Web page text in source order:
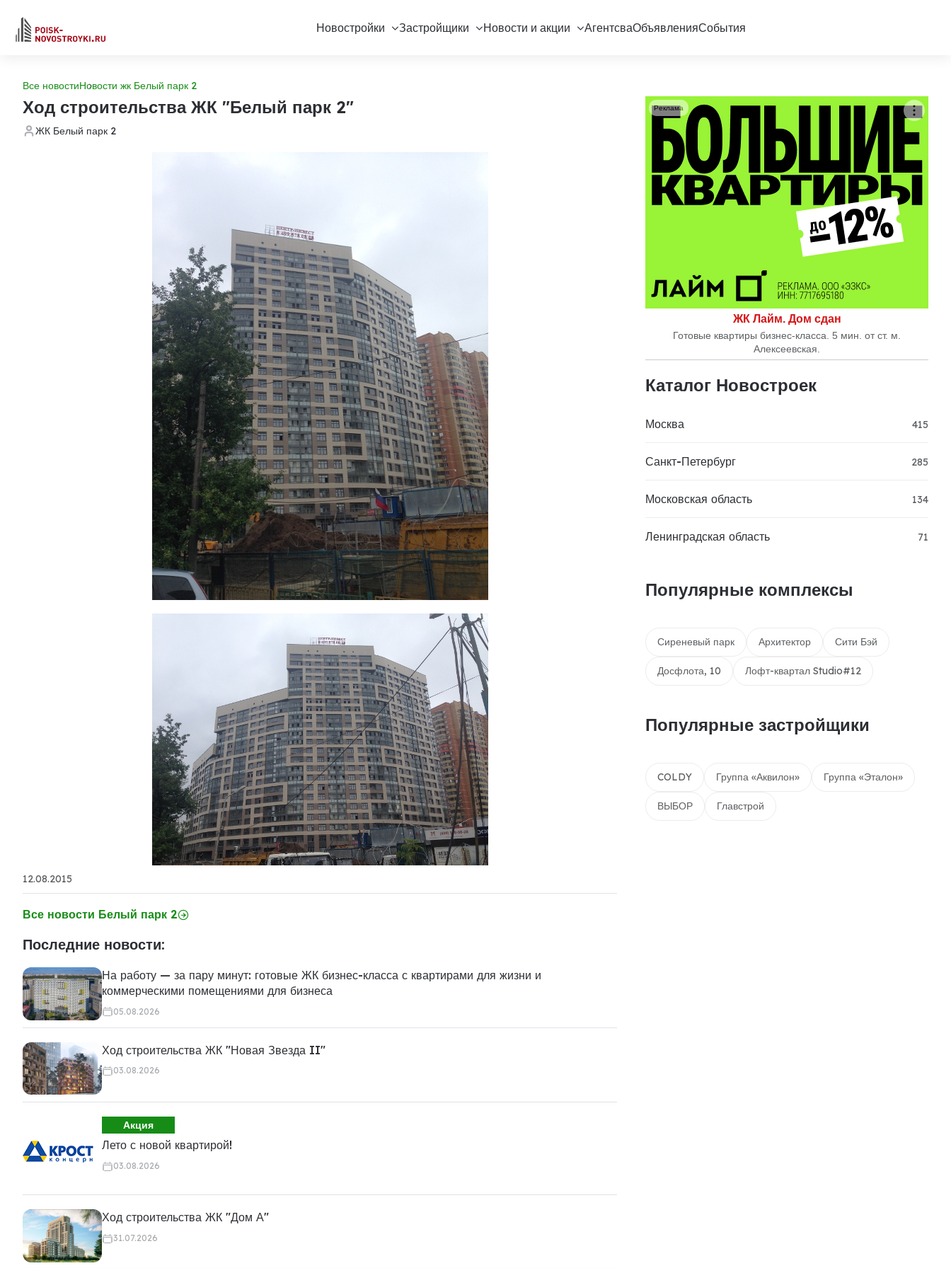
Новостройки Застройщики Новости и акции АгентсваОбъявленияСобытия
Все новостиНовости жк Белый парк 2
Ход строительства ЖК "Белый парк 2"
ЖК Белый парк 2
12.08.2015
Все новости Белый парк 2
Последние новости:
На работу — за пару минут: готовые ЖК бизнес-класса с квартирами для жизни и
коммерческими помещениями для бизнеса
05.08.2026
Ход строительства ЖК "Новая Звезда II"
03.08.2026
Акция
Лето с новой квартирой!
03.08.2026
Ход строительства ЖК "Дом А"
31.07.2026
ЖК Лайм. Дом сдан
Готовые квартиры бизнес-класса. 5 мин. от ст. м.
Алексеевская.
Реклама
Каталог Новостроек
Москва 415
Санкт-Петербург 285
Московская область 134
Ленинградская область 71
Популярные комплексы
Сиреневый парк Архитектор Сити Бэй
Досфлота, 10 Лофт-квартал Studio#12
Популярные застройщики
COLDY Группа «Аквилон» Группа «Эталон»
ВЫБОР Главстрой